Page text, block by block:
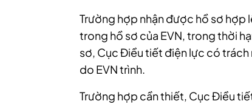
Trường hợp nhận được hồ sơ hợp
trong hồ sơ của EVN, trong thời
sơ, Cục Điều tiết điện lực có
do EVN trình.
Trường hợp cần thiết, Cục Điều